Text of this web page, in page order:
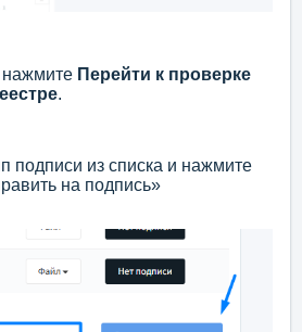
Перейти к проверке
.
подписи из списка и нажмите
на подпись»